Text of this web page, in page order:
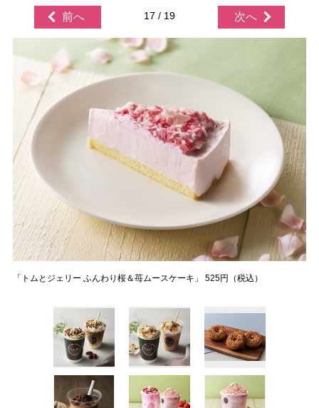
前へ 17 / 19 次へ
「トムとジェリー ふんわり桜＆苺ムースケーキ」 525円（税込）